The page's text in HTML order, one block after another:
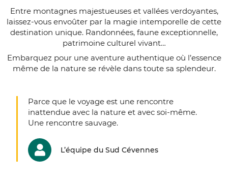
Entre montagnes majestueuses et vallées verdoyantes,
laissez-vous envoûter par la magie intemporelle de cette
destination unique. Randonnées, faune exceptionnelle,
patrimoine culturel vivant…
Embarquez pour une aventure authentique où l’essence
même de la nature se révèle dans toute sa splendeur.
Parce que le voyage est une rencontre
inattendue avec la nature et avec soi-même.
Une rencontre sauvage.
L’équipe du Sud Cévennes